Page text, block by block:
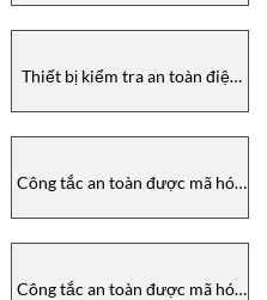
Thiết bị kiểm tra an toàn điện
ATEX Euchner
Công tắc an toàn được mã hóa
Euchner
Công tắc an toàn được mã hóa